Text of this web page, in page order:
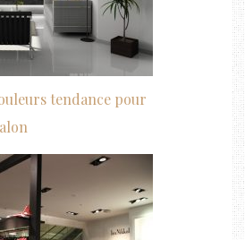
tendance pour